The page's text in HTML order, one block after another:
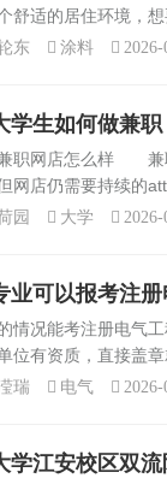
舒适的居住环境，
于对材料的了解程
东 涂料 2026-
学生如何做兼职
职网店怎么样 兼
网店仍需要持续的
的竞争日益加剧。
园 大学 2026-
业可以报考注
情况能考注册电气
位有资质，直接盖
电力出版社的注册
瑞 电气 2026-
学江安校区双